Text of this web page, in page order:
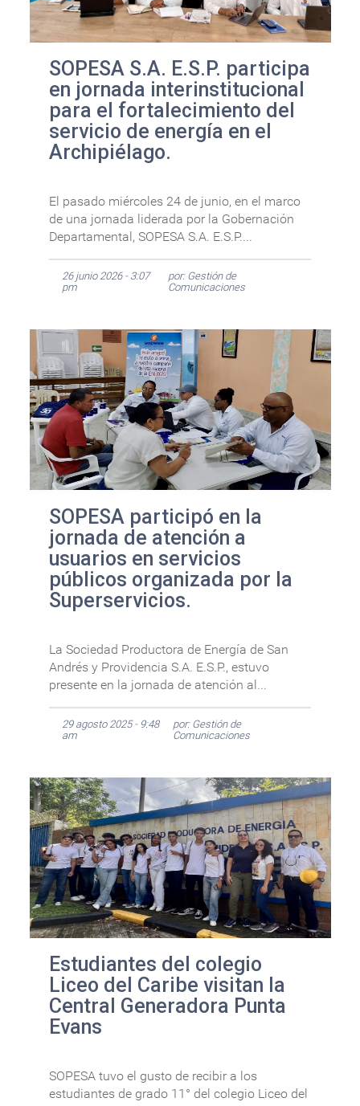
SOPESA S.A. E.S.P. participa
en jornada interinstitucional
para el fortalecimiento del
servicio de energía en el
Archipiélago.
El pasado miércoles 24 de junio, en el marco
de una jornada liderada por la Gobernación
Departamental, SOPESA S.A. E.S.P....
26 junio 2026 - 3:07
pm
por: Gestión de
Comunicaciones
SOPESA participó en la
jornada de atención a
usuarios en servicios
públicos organizada por la
Superservicios.
La Sociedad Productora de Energía de San
Andrés y Providencia S.A. E.S.P., estuvo
presente en la jornada de atención al...
29 agosto 2025 - 9:48
am
por: Gestión de
Comunicaciones
Estudiantes del colegio
Liceo del Caribe visitan la
Central Generadora Punta
Evans
SOPESA tuvo el gusto de recibir a los
estudiantes de grado 11° del colegio Liceo del